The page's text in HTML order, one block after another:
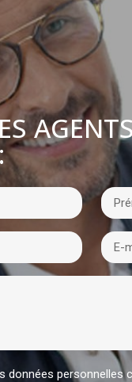
données personnelles